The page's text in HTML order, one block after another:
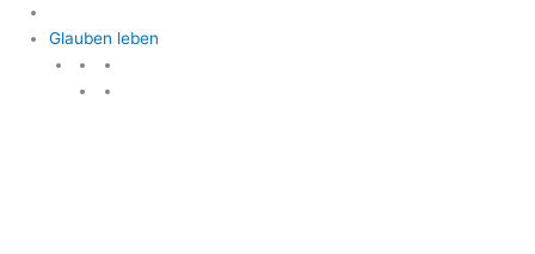
Glauben leben